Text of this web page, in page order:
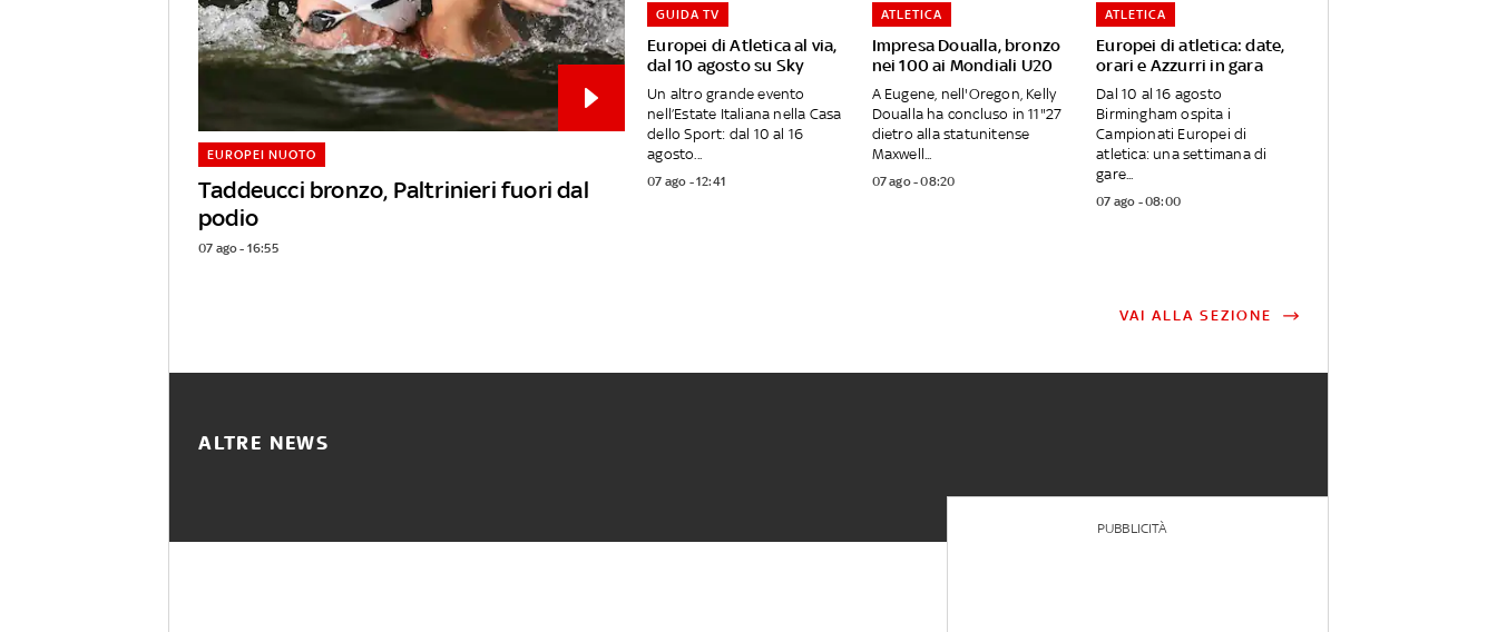
Taddeucci bronzo, Paltrinieri fuori dal
podio
EUROPEI NUOTO
07 ago - 16:55
Europei di Atletica al via,
dal 10 agosto su Sky
GUIDA TV
Un altro grande evento
nell’Estate Italiana nella Casa
dello Sport: dal 10 al 16
agosto...
07 ago - 12:41
Impresa Doualla, bronzo
nei 100 ai Mondiali U20
ATLETICA
A Eugene, nell'Oregon, Kelly
Doualla ha concluso in 11"27
dietro alla statunitense
Maxwell...
07 ago - 08:20
Europei di atletica: date,
orari e Azzurri in gara
ATLETICA
Dal 10 al 16 agosto
Birmingham ospita i
Campionati Europei di
atletica: una settimana di
gare...
07 ago - 08:00
VAI ALLA SEZIONE
ALTRE NEWS
PUBBLICITÀ